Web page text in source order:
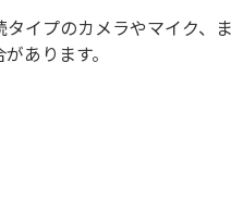
イプのカメラやマイク
あります。